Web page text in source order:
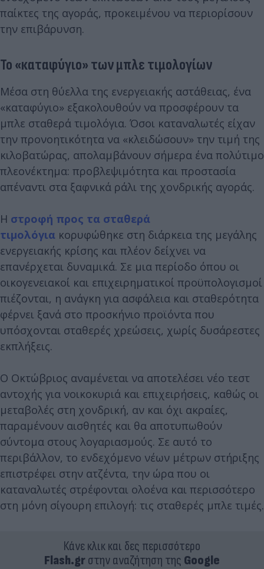
παίκτες της αγοράς, προκειμένου να περιορίσουν
την επιβάρυνση.
Το «καταφύγιο» των μπλε τιμολογίων
Μέσα στη θύελλα της ενεργειακής αστάθειας, ένα
«καταφύγιο» εξακολουθούν να προσφέρουν τα
μπλε σταθερά τιμολόγια. Όσοι καταναλωτές είχαν
την προνοητικότητα να «κλειδώσουν» την τιμή της
κιλοβατώρας, απολαμβάνουν σήμερα ένα πολύτιμο
πλεονέκτημα: προβλεψιμότητα και προστασία
απέναντι στα ξαφνικά ράλι της χονδρικής αγοράς.
Η στροφή προς τα σταθερά
τιμολόγια κορυφώθηκε στη διάρκεια της μεγάλης
ενεργειακής κρίσης και πλέον δείχνει να
επανέρχεται δυναμικά. Σε μια περίοδο όπου οι
οικογενειακοί και επιχειρηματικοί προϋπολογισμοί
πιέζονται, η ανάγκη για ασφάλεια και σταθερότητα
φέρνει ξανά στο προσκήνιο προϊόντα που
υπόσχονται σταθερές χρεώσεις, χωρίς δυσάρεστες
εκπλήξεις.
Ο Οκτώβριος αναμένεται να αποτελέσει νέο τεστ
αντοχής για νοικοκυριά και επιχειρήσεις, καθώς οι
μεταβολές στη χονδρική, αν και όχι ακραίες,
παραμένουν αισθητές και θα αποτυπωθούν
σύντομα στους λογαριασμούς. Σε αυτό το
περιβάλλον, το ενδεχόμενο νέων μέτρων στήριξης
επιστρέφει στην ατζέντα, την ώρα που οι
καταναλωτές στρέφονται ολοένα και περισσότερο
στη μόνη σίγουρη επιλογή: τις σταθερές μπλε τιμές.
Κάνε κλικ και δες περισσότερο
Flash.grστην αναζήτηση της Google